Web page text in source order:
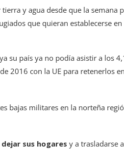
y agua desde que la semana
que quieran establecerse en
su país ya no podía asistir a los
2016 con la UE para retenerlos
bajas militares en la norteña
sus hogares y a trasladarse